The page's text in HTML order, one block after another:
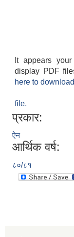
It appears
display PDF
here to
file.
प्रकार:
ऐन
आर्थिक वर्ष:
८०/८१